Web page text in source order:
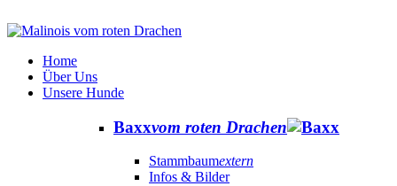
Home
Über Uns
Unsere Hunde
Baxxvom roten Drachen
Stammbaumextern
Infos & Bilder